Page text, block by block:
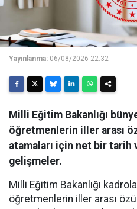
Yayınlanma: 06/08/2026 22:32
Milli Eğitim Bakanlığı
öğretmenlerin iller arası
atamaları için net bir tarih
gelişmeler.
Milli Eğitim Bakanlığı
öğretmenlerin iller arası